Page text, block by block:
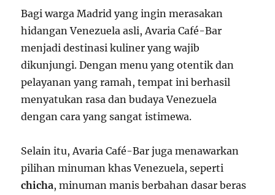
Bagi warga Madrid yang ingin merasakan
hidangan Venezuela asli, Avaria Café-Bar
menjadi destinasi kuliner yang wajib
dikunjungi. Dengan menu yang otentik dan
pelayanan yang ramah, tempat ini berhasil
menyatukan rasa dan budaya Venezuela
dengan cara yang sangat istimewa.
Selain itu, Avaria Café-Bar juga menawarkan
pilihan minuman khas Venezuela, seperti
chicha, minuman manis berbahan dasar beras